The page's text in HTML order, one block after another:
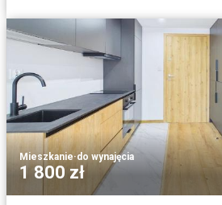
Mieszkanie·do wynajęcia
1 800 zł